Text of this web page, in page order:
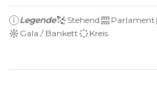
Legende Stehend Parlament
Gala / Bankett
Kreis